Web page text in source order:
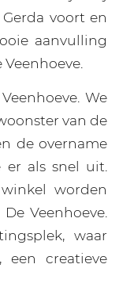
voort en
aanvulling
We
van de
de overname
er als snel uit.
worden
Veenhoeve.
waar
een creatieve